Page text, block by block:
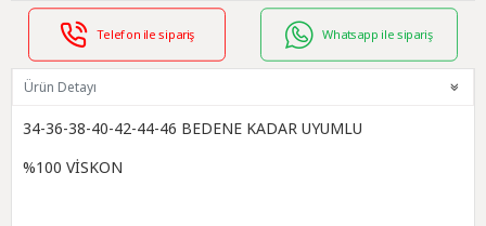
Telefon ile sipariş Whatsapp ile sipariş
Ürün Detayı
34-36-38-40-42-44-46 BEDENE KADAR UYUMLU
%100 VİSKON